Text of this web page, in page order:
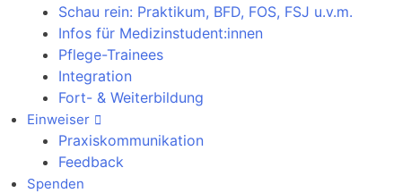
Schau rein: Praktikum, BFD, FOS, FSJ u.v.m.
Infos für Medizinstudent:innen
Pflege-Trainees
Integration
Fort- & Weiterbildung
Einweiser
Praxiskommunikation
Feedback
Spenden